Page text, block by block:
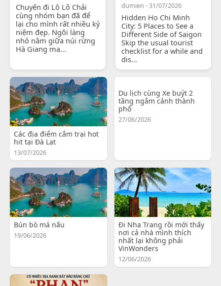
Chuyến đi Lô Lô Chải
cùng nhóm bạn đã để
lại cho mình rất nhiều kỷ
niệm đẹp. Ngôi làng
nhỏ nằm giữa núi rừng
Hà Giang ma...
dumien - 31/07/2026
Hidden Ho Chi Minh
City: 5 Places to See a
Different Side of Saigon
Skip the usual tourist
checklist for a while and
dis...
Các địa điểm cắm trại hot
hit tại Đà Lạt
13/07/2026
Du lịch cùng Xe buýt 2
tầng ngắm cảnh thành
phố
27/06/2026
Bún bò má nấu
19/06/2026
Đi Nha Trang rồi mới thấy
nơi cả nhà mình thích
nhất lại không phải
VinWonders
12/06/2026